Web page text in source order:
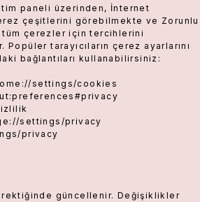
paneli üzerinden, İnternet
çeşitlerini görebilmekte ve Zorunlu
tüm çerezler için tercihlerini
tarayıcıların çerez ayarlarını
bağlantıları kullanabilirsiniz:
settings/cookies
settings/privacy
privacy
güncellenir. Değişiklikler